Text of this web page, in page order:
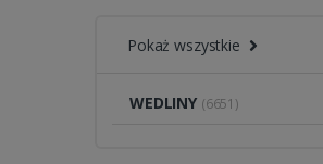
Pokaż wszystkie
WEDLINY (6651)